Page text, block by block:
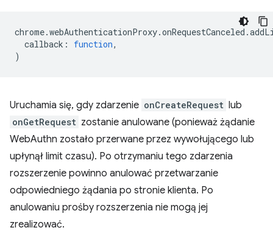
chrome.webAuthenticationProxy.onRequestCanceled .
callback : function,
)
Uruchamia się, gdy zdarzenie onCreateRequest lub
onGetRequest zostanie anulowane (ponieważ żądanie
WebAuthn zostało przerwane przez wywołującego lub
upłynął limit czasu). Po otrzymaniu tego zdarzenia
rozszerzenie powinno anulować przetwarzanie
odpowiedniego żądania po stronie klienta. Po
anulowaniu prośby rozszerzenia nie mogą jej
zrealizować.